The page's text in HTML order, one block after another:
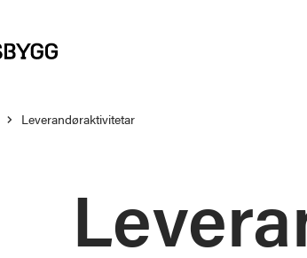
Leverandøraktivitetar